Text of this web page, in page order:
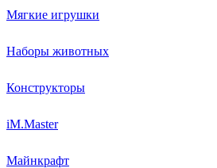
Мягкие игрушки
Наборы животных
Конструкторы
iM.Master
Майнкрафт